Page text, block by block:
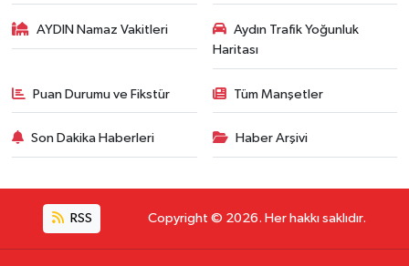
AYDIN Namaz Vakitleri
Aydın Trafik Yoğunluk
Haritası
Puan Durumu ve Fikstür Tüm Manşetler
Son Dakika Haberleri Haber Arşivi
RSS Copyright © 2026. Her hakkı saklıdır.